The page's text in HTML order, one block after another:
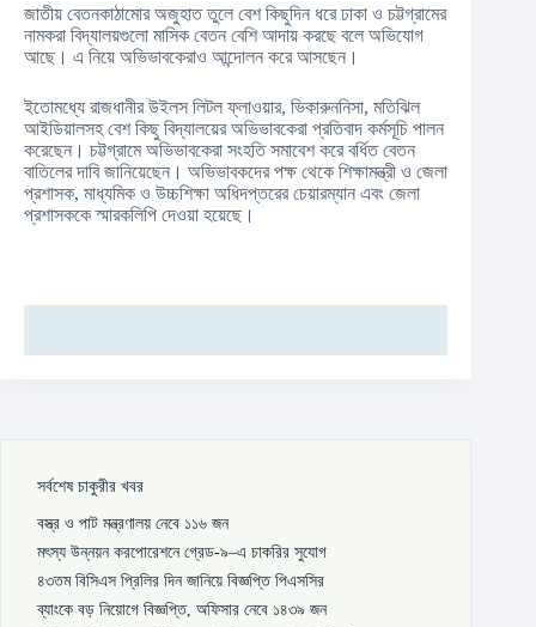
জাতীয় বেতনকাঠামোর অজুহাত তুলে বেশ কিছুদিন ধরে ঢাকা ও চট্টগ্রামের
নামকরা বিদ্যালয়গুলো মাসিক বেতন বেশি আদায় করছে বলে অভিযোগ
আছে। এ নিয়ে অভিভাবকেরাও আন্দোলন করে আসছেন।
ইতোমধ্যে রাজধানীর উইলস লিটল ফ্লাওয়ার, ভিকারুননিসা, মতিঝিল
আইডিয়ালসহ বেশ কিছু বিদ্যালয়ের অভিভাবকেরা প্রতিবাদ কর্মসূচি পালন
করেছেন। চট্টগ্রামে অভিভাবকেরা সংহতি সমাবেশ করে বর্ধিত বেতন
বাতিলের দাবি জানিয়েছেন। অভিভাবকদের পক্ষ থেকে শিক্ষামন্ত্রী ও জেলা
প্রশাসক, মাধ্যমিক ও উচ্চশিক্ষা অধিদপ্তরের চেয়ারম্যান এবং জেলা
প্রশাসককে স্মারকলিপি দেওয়া হয়েছে।
সর্বশেষ চাকুরীর খবর
বস্ত্র ও পাট মন্ত্রণালয় নেবে ১১৬ জন
মৎস্য উন্নয়ন করপোরেশনে গ্রেড-৯–এ চাকরির সুযোগ
৪৩তম বিসিএস প্রিলির দিন জানিয়ে বিজ্ঞপ্তি পিএসসির
ব্যাংকে বড় নিয়োগে বিজ্ঞপ্তি, অফিসার নেবে ১৪৩৯ জন